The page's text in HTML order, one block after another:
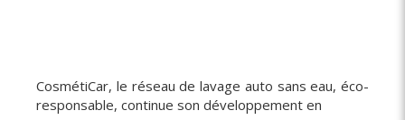
CosmétiCar, le réseau de lavage auto sans eau, éco-
responsable, continue son développement en